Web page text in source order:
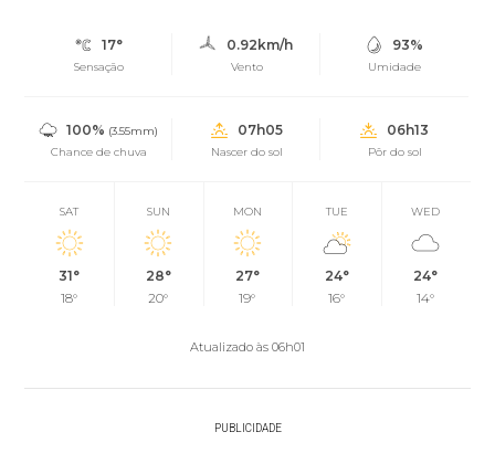
17°
Sensação
0.92km/h
Vento
93%
Umidade
100% (3.55mm)
Chance de chuva
07h05
Nascer do sol
06h13
Pôr do sol
SAT
31°
18°
SUN
28°
20°
MON
27°
19°
TUE
24°
16°
WED
24°
14°
Atualizado às 06h01
PUBLICIDADE